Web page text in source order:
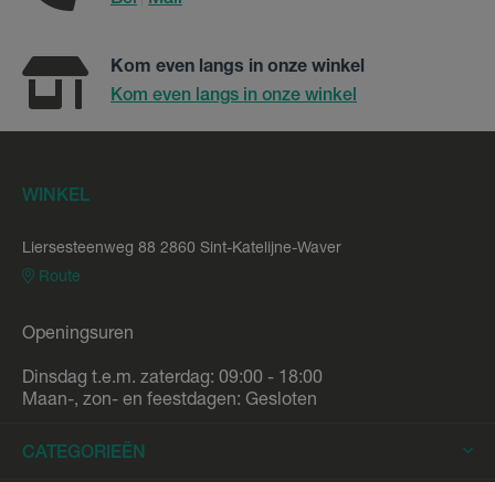
Kom even langs in onze winkel
Kom even langs in onze winkel
WINKEL
Liersesteenweg 88 2860 Sint-Katelijne-Waver
Route
Openingsuren
Dinsdag t.e.m. zaterdag: 09:00 - 18:00
Maan-, zon- en feestdagen: Gesloten
CATEGORIEËN